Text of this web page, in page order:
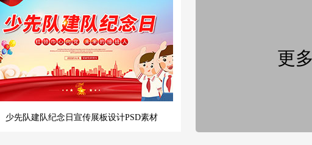
少先队建队纪念日宣传展板设计PSD素材